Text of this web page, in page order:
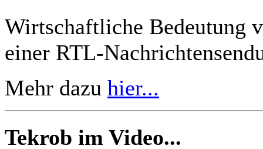
Wirtschaftliche Bedeutung
einer RTL-
Mehr dazu hier...
Tekrob im Video...